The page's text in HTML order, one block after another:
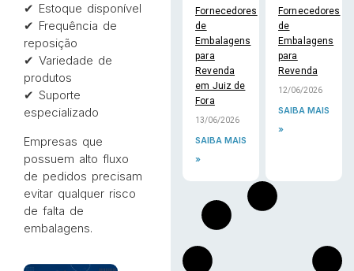
✔ Estoque disponível
✔ Frequência de
reposição
✔ Variedade de
produtos
✔ Suporte
especializado
Empresas que
possuem alto fluxo
de pedidos precisam
evitar qualquer risco
de falta de
embalagens.
Fornecedores
de
Embalagens
para
Revenda
em Juiz de
Fora
13/06/2026
SAIBA MAIS
»
Fornecedores
de
Embalagens
para
Revenda
12/06/2026
SAIBA MAIS
»